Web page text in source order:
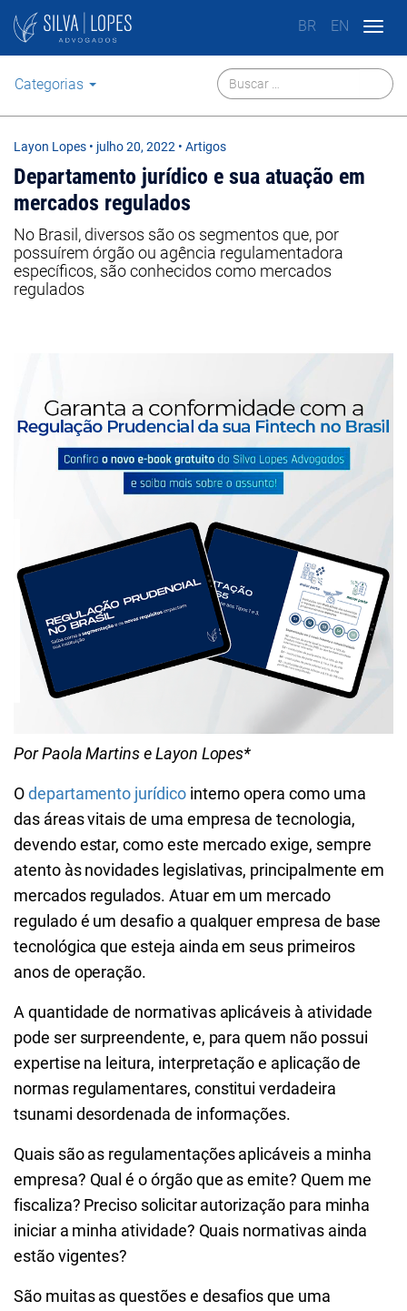
BR EN
Categorias
Layon Lopes • julho 20, 2022 • Artigos
Departamento jurídico e sua atuação em
mercados regulados
No Brasil, diversos são os segmentos que, por
possuírem órgão ou agência regulamentadora
específicos, são conhecidos como mercados
regulados
Por Paola Martins e Layon Lopes*
Odepartamento jurídicointerno opera como uma
das áreas vitais de uma empresa de tecnologia,
devendo estar, como este mercado exige, sempre
atento às novidades legislativas, principalmente em
mercados regulados. Atuar em um mercado
regulado é um desafio a qualquer empresa de base
tecnológica que esteja ainda em seus primeiros
anos de operação.
A quantidade de normativas aplicáveis à atividade
pode ser surpreendente, e, para quem não possui
expertise na leitura, interpretação e aplicação de
normas regulamentares, constitui verdadeira
tsunami desordenada de informações.
Quais são as regulamentações aplicáveis a minha
empresa? Qual é o órgão que as emite? Quem me
fiscaliza? Preciso solicitar autorização para minha
iniciar a minha atividade? Quais normativas ainda
estão vigentes?
São muitas as questões e desafios que uma